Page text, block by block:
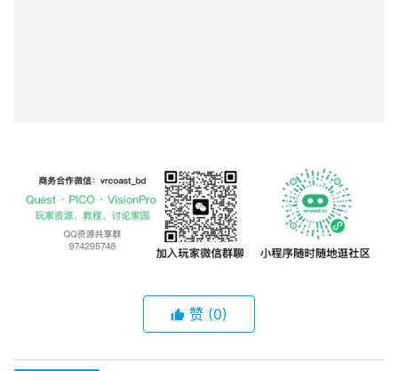
赞 (0)